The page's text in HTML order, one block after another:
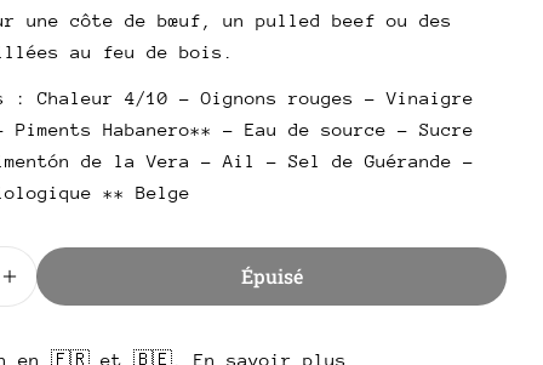
une côte de bœuf, un pulled beef ou des
au feu de bois.
: Chaleur 4/10 - Oignons rouges - Vinaigre
Habanero** - Eau de source - Sucre
de la Vera - Ail - Sel de Guérande -
** Belge
la quantité pour FUMADO
Augmenter la quantité pour FUMADO
Épuisé
en 🇫🇷 et 🇧🇪. En savoir plus
poser une question